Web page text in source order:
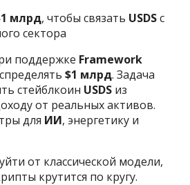
млрд, чтобы связать USDSс
сектора
поддержке Framework
$1 млрд. Задача
стейблкоин USDS из
от реальных активов.
для ИИ, энергетику и
от классической модели,
крутится по кругу.